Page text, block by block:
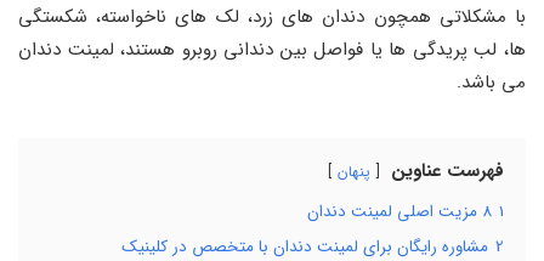
با مشکلاتی همچون دندان ‌های زرد، لک ‌های ناخواسته، شکستگی
‌ها، لب ‌پریدگی ‌ها یا فواصل بین دندانی روبرو هستند، لمینت دندان
می ‌باشد.
فهرست عناوین پنهان
1 8 مزیت اصلی لمینت دندان
2 مشاوره رایگان برای لمینت دندان با متخصص در کلینیک